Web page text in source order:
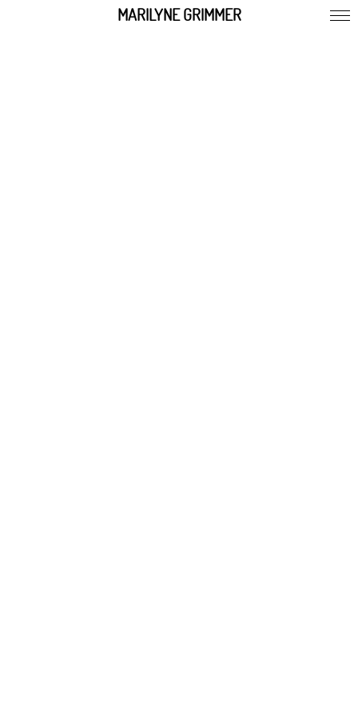
MARILYNE GRIMMER